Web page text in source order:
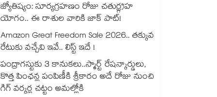
జ్యోతిష్యం: సూర్యగ్రహణం రోజు చతుర్గ్రహ
యోగం.. ఈ రాశుల వారికి జాక్ పాట్!
Amazon Great Freedom Sale 2026.. తక్కువ
రేటుకు వచ్చేవి ఇవే.. లిస్ట్ ఇదే !
పంద్రాగస్టుకు 3 కానుకలు..స్మార్ట్ రేషన్కార్డులు,
కొత్త పింఛన్ల పంపిణీకి శ్రీకారం అదే రోజు నుంచి
గిగ్ వర్కర్ల చట్టం అమల్లోకి